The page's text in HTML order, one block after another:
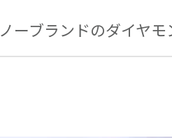
ノーブランドのダイヤ